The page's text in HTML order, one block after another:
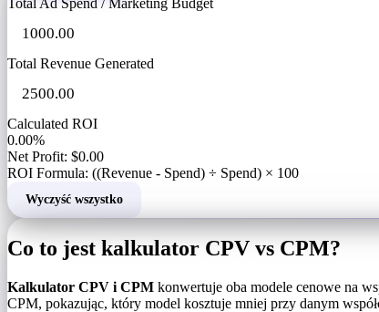
Total Revenue Generated
Calculated ROI
0.00%
Net Profit: $0.00
ROI Formula: ((Revenue - Spend) ÷ Spend) × 100
Wyczyść wszystko
Co to jest kalkulator CPV vs CPM?
Kalkulator CPV i CPM konwertuje oba modele cenowe na
CPM, pokazując, który model kosztuje mniej przy danym